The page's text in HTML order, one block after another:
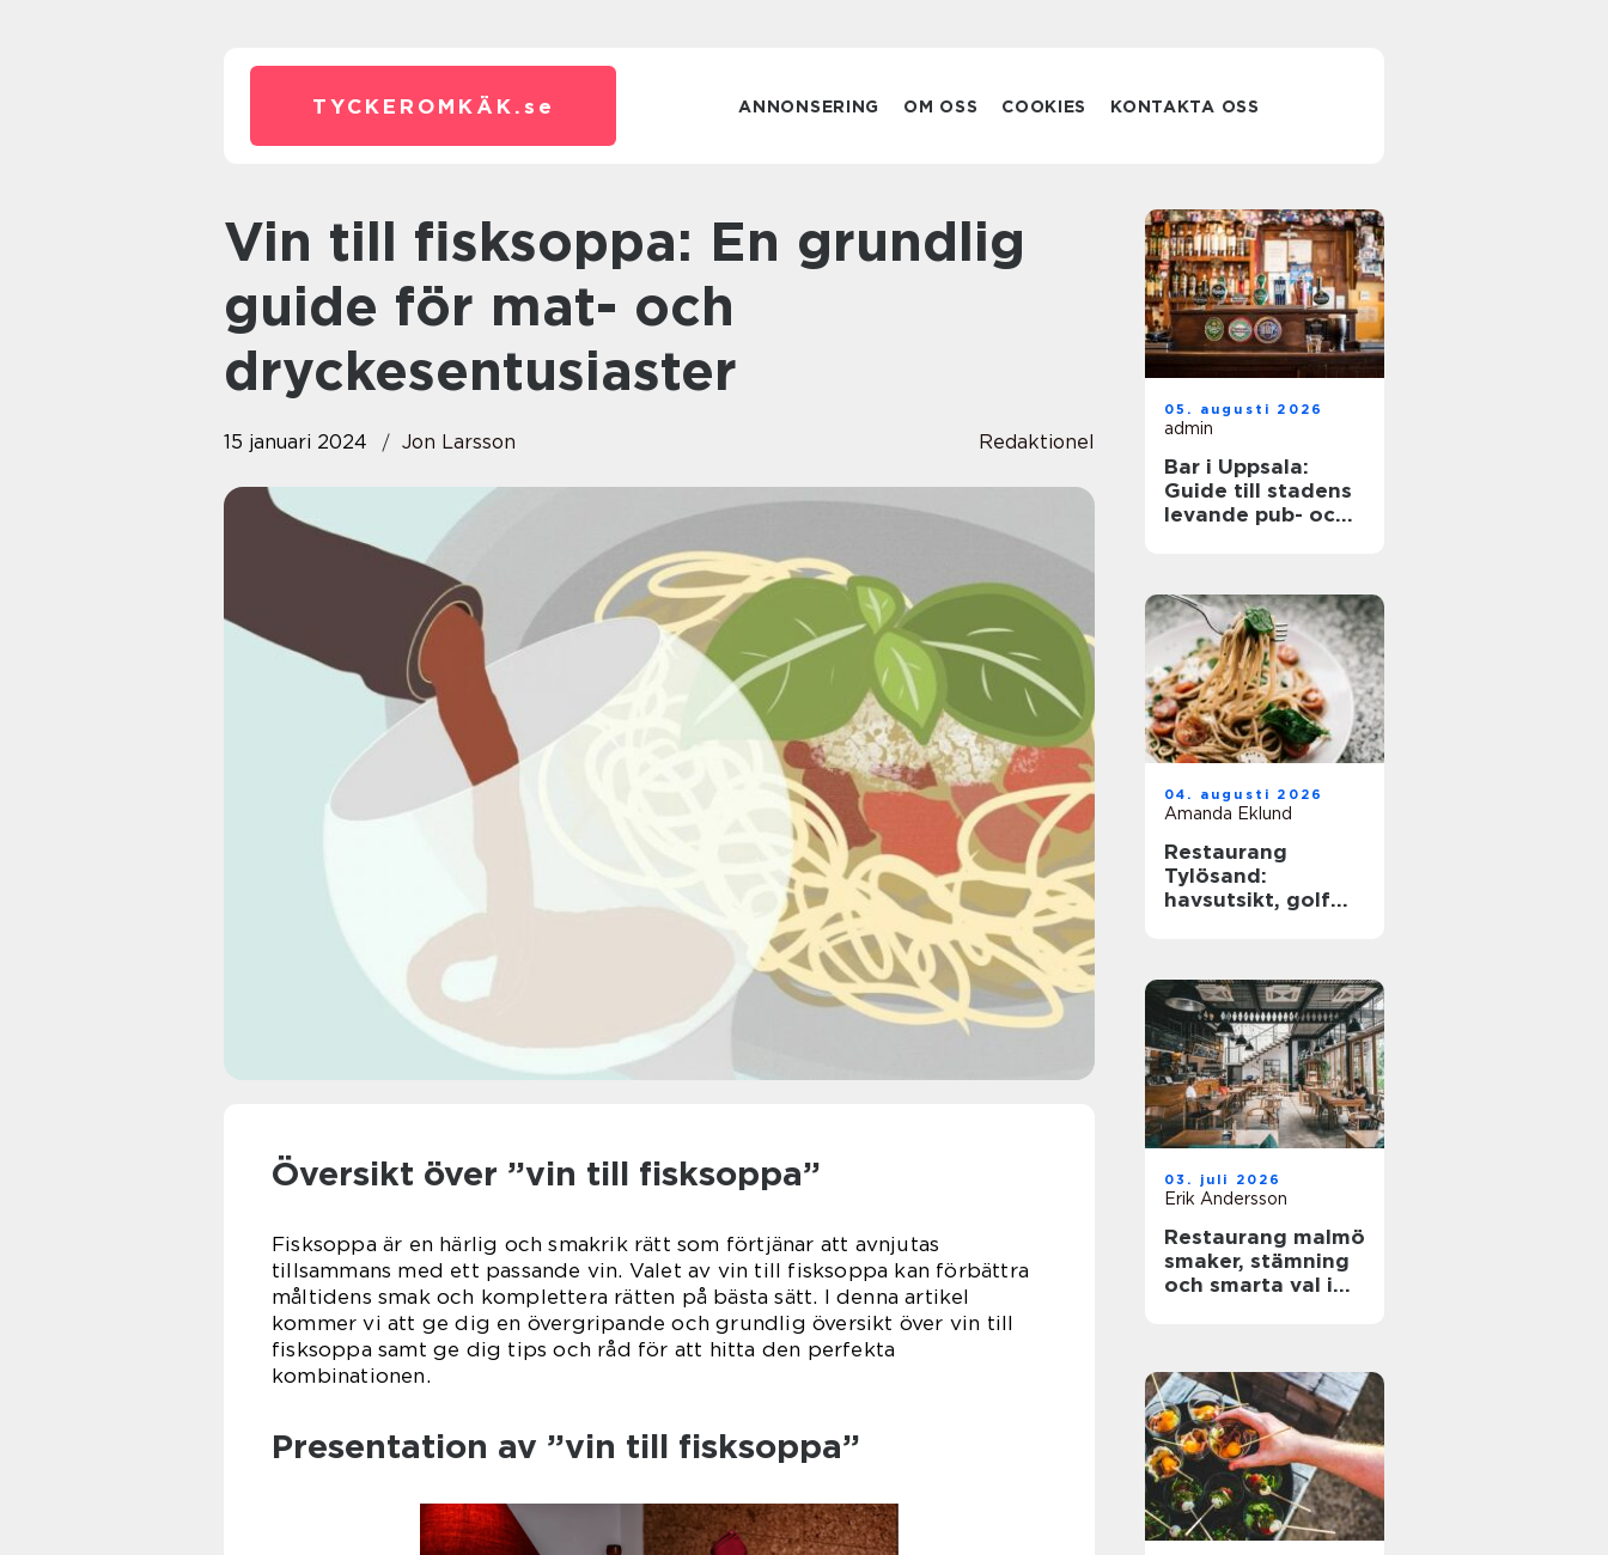
TYCKEROMKÄK. se ANNONSERING OM OSS COOKIES KONTAKTA OSS
Vin till fisksoppa: En grundlig
guide för mat- och
dryckesentusiaster
15 januari 2024 Jon Larsson Redaktionel
Översikt över ”vin till fisksoppa”
Fisksoppa är en härlig och smakrik rätt som förtjänar att avnjutas
tillsammans med ett passande vin. Valet av vin till fisksoppa kan förbättra
måltidens smak och komplettera rätten på bästa sätt. I denna artikel
kommer vi att ge dig en övergripande och grundlig översikt över vin till
fisksoppa samt ge dig tips och råd för att hitta den perfekta
kombinationen.
Presentation av ”vin till fisksoppa”
05. augusti 2026
admin
Bar i Uppsala:
Guide till stadens
levande pub- och
04. augusti 2026
Amanda Eklund
Restaurang
Tylösand:
havsutsikt, golf
03. juli 2026
Erik Andersson
Restaurang malmö
smaker, stämning
och smarta val i